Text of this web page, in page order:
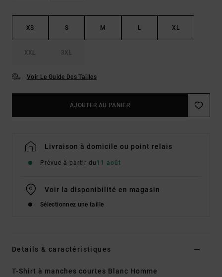
XS S M L XL
XXL 3XL
Voir Le Guide Des Tailles
AJOUTER AU PANIER
Livraison à domicile ou point relais
Prévue à partir du 11 août
Voir la disponibilité en magasin
Sélectionnez une taille
Details & caractéristiques
T-Shirt à manches courtes Blanc Homme